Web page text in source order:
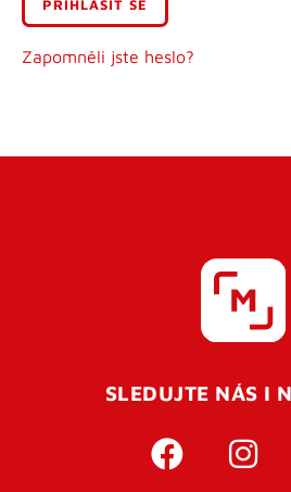
Zapomněli jste heslo?
Uživatelské jméno
Pro úspěšné dokončení
vaší e-mailovouadresu. Po
SLEDUJTE NÁS I